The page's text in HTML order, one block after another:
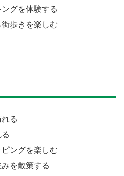
グを体験する
歩きを楽しむ
る
ングを楽しむ
を散策する